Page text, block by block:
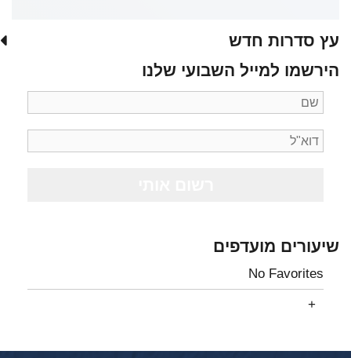
עץ סדרות חדש
הירשמו למייל השבועי שלנו
שיעורים מועדפים
No Favorites